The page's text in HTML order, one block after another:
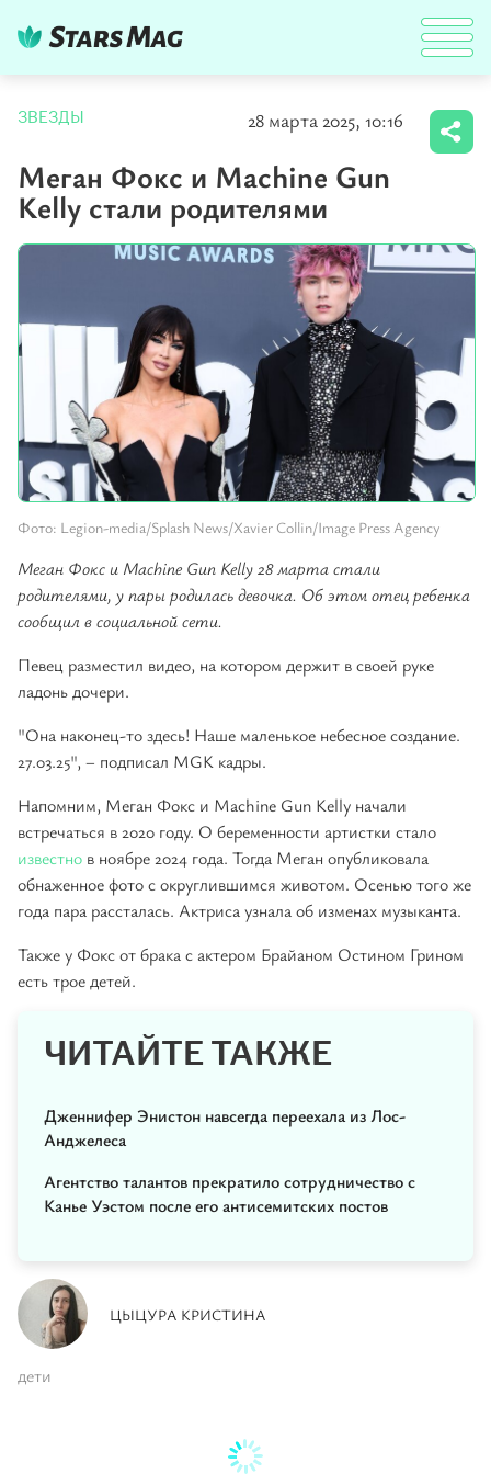
ЗВЕЗДЫ 28 марта 2025, 10:16
Меган Фокс и Machine Gun
Kelly стали родителями
Фото: Legion-media/Splash News/Xavier Collin/Image Press Agency
Меган Фокс и Machine Gun Kelly 28 марта стали
родителями, у пары родилась девочка. Об этом отец ребенка
сообщил в социальной сети.
Певец разместил видео, на котором держит в своей руке
ладонь дочери.
"Она наконец-то здесь! Наше маленькое небесное создание.
27.03.25", – подписал MGK кадры.
Напомним, Меган Фокс и Machine Gun Kelly начали
встречаться в 2020 году. О беременности артистки стало
известно в ноябре 2024 года. Тогда Меган опубликовала
обнаженное фото с округлившимся животом. Осенью того же
года пара рассталась. Актриса узнала об изменах музыканта.
Также у Фокс от брака с актером Брайаном Остином Грином
есть трое детей.
ЧИТАЙТЕ ТАКЖЕ
Дженнифер Энистон навсегда переехала из Лос-
Анджелеса
Агентство талантов прекратило сотрудничество с
Канье Уэстом после его антисемитских постов
ЦЫЦУРА КРИСТИНА
дети